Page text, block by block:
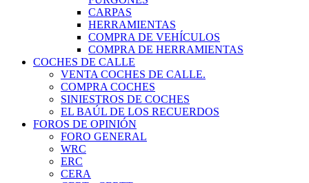
CARPAS
HERRAMIENTAS
COMPRA DE VEHÍCULOS
COMPRA DE HERRAMIENTAS
COCHES DE CALLE
VENTA COCHES DE CALLE.
COMPRA COCHES
SINIESTROS DE COCHES
EL BAÚL DE LOS RECUERDOS
FOROS DE OPINIÓN
FORO GENERAL
WRC
ERC
CERA